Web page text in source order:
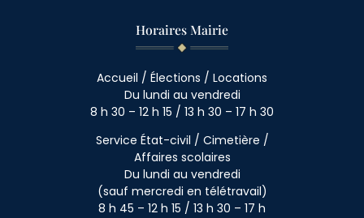
Horaires Mairie
Accueil / Élections / Locations
Du lundi au vendredi
8 h 30 – 12 h 15 / 13 h 30 – 17 h 30
Service État-civil / Cimetière /
Affaires scolaires
Du lundi au vendredi
(sauf mercredi en télétravail)
8 h 45 – 12 h 15 / 13 h 30 – 17 h